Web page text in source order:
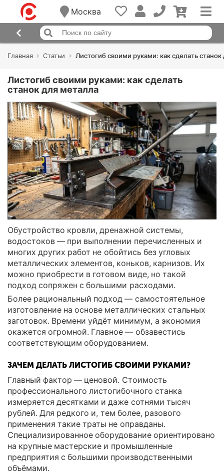
Москва
Главная Статьи Листогиб своими руками: как сделать
Листогиб своими руками: как сделать
станок для металла
Обустройство кровли, дренажной системы,
водостоков — при выполнении перечисленных и
многих других работ не обойтись без угловых
металлических элементов, коньков, карнизов. Их
можно приобрести в готовом виде, но такой
подход сопряжен с большими расходами.
Более рациональный подход — самостоятельное
изготовление на основе металлических стальных
заготовок. Времени уйдёт минимум, а экономия
окажется огромной. Главное — обзавестись
соответствующим оборудованием.
ЗАЧЕМ ДЕЛАТЬ ЛИСТОГИБ СВОИМИ РУКАМИ?
Главный фактор — ценовой. Стоимость
профессионального листогибочного станка
измеряется десятками и даже сотнями тысяч
рублей. Для редкого и, тем более, разового
применения такие траты не оправданы.
Специализированное оборудование ориентировано
на крупные мастерские и промышленные
предприятия с большими производственными
объёмами.